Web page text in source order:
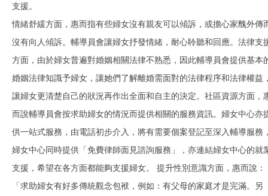
支援。
情緒舒緩方面，惠而指有些婦女沒有親友可以傾訴，或擔心家醜外傳
沒有向人傾訴。輔導員會讓婦女抒發情緒，耐心聆聽和回應。法律支
方面，由於婦女普遍對婚姻相關法律不熟悉，因此輔導員會提供基本
婚姻法律知識予婦女，讓她們了解離婚需面對的法律程序和法律權益
讓婦女更清楚自己的狀況再作出全面和自主的決定。社區資源方面，
而說輔導員會按求助婦女的情況而提供相關的服務資訊。婦女中心亦
供一站式服務，由電話初步介入，將有需要個案登記至深入輔導服務
婦女中心同時提供「免費律師面見諮詢服務」，亦連結婦女中心的就
支援，希望在各方面都能夠支援婦女。 提升性別意識方面，惠而說：
「求助婦女有好多傳統觀念包袱，例如：有父母的家庭才是完滿。另